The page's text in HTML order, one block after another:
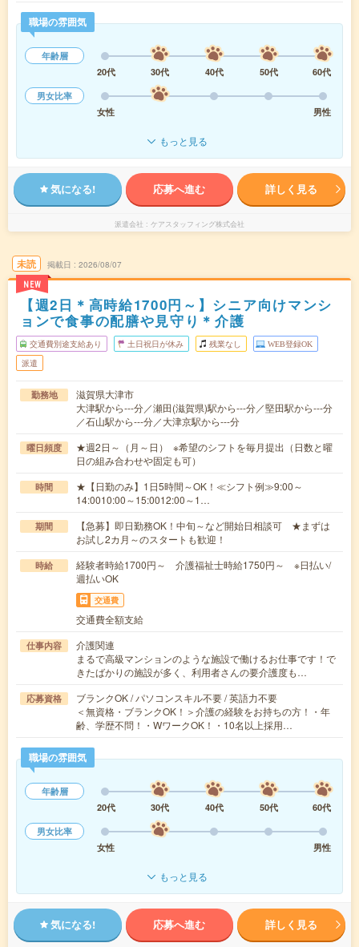
職場の雰囲気
年齢層
20代
30代 40代 50代
60代
男女比率
女性
男性
もっと見る
気になる! 応募へ進む 詳しく見る
派遣会社 ケアスタッフィング株式会社
未読
NEW
掲載日 2026/08/07
【週2日＊高時給1700円～】シニア向けマンシ
ョンで食事の配膳や見守り＊介護
交通費別途支給あり 土日祝日が休み 残業なし WEB登録OK
派遣
勤務地
滋賀県大津市
大津駅から---分／瀬田(滋賀県)駅から---分／堅田駅から---分
／石山駅から---分／大津京駅から---分
曜日頻度
★週2日～（月～日） ※希望のシフトを毎月提出（日数と曜
日の組み合わせや固定も可）
時間
★【日勤のみ】1日5時間～OK！≪シフト例≫9:00～
14:0010:00～15:0012:00～1…
期間
【急募】即日勤務OK！中旬～など開始日相談可 ★まずは
お試し2カ月～のスタートも歓迎！
時給
経験者時給1700円～ 介護福祉士時給1750円～ ※日払い/
週払いOK
交通費
交通費全額支給
仕事内容
介護関連
まるで高級マンションのような施設で働けるお仕事です！で
きたばかりの施設が多く、利用者さんの要介護度も…
応募資格
ブランクOK / パソコンスキル不要 / 英語力不要
＜無資格・ブランクOK！＞介護の経験をお持ちの方！・年
齢、学歴不問！・WワークOK！・10名以上採用…
職場の雰囲気
年齢層
20代
30代 40代 50代
60代
男女比率
女性
男性
もっと見る
気になる! 応募へ進む 詳しく見る